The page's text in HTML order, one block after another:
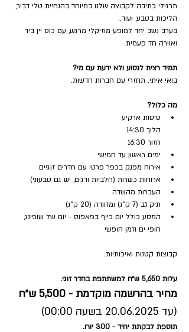
תרגילי כתיבה לקבוצה שלנו במיוחד בהנחיית טלי דביר,
הליכות בטבע, ועוד..
בערב נשב יחד למופע מוזיקלי מרגש, עם כוס יין ביד
ואוירה חד פעמית.
תמיד רצית לנסוע ולא ידעת עם מי?
בואי איתי. תחזרי עם חברות חדשות.
מה כלול?
טיסות ארקיע
הלוך 14:30
חזור 16:30
ימים ראשון עד חמישי
אירוח מפנק בכפר פרטי עם חדרים זוגיים
ארוחות כשרות (חלביות ודגים, יש גם טבעוני)
העברות מהשדה
תיק גב (7 ק"ג) ומזוודה (20 ק"ג)
המסע כולל יום כייף בפאפוס - יום של שופינג,
חופי ים וזמן חופשי
קבוצות קטנות ואיכותיות.
עלות 5,650 ש״ח למשתתפת בחדר זוגי.
מחיר בהרשמה מוקדמת - 5,500 ש״ח
(עד 20.06.2025 בשעה 00:00)
תוספת לבקתת יחיד - 300 יורו.